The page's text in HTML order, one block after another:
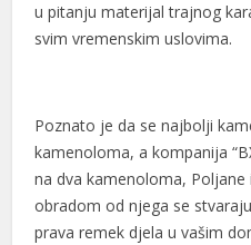
u pitanju materijal trajnog
svim vremenskim uslovima.
Poznato je da se najbolji
kamenoloma, a kompanija
na dva kamenoloma, Poljane
obradom od njega se
prava remek djela u vašim